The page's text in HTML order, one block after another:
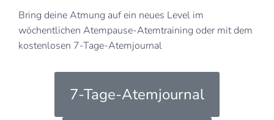
Bring deine Atmung auf ein neues Level im
wöchentlichen Atempause-Atemtraining oder mit dem
kostenlosen 7-Tage-Atemjournal
7-Tage-Atemjournal